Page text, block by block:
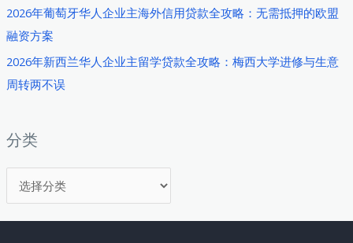
2026年葡萄牙华人企业主海外信用贷款全攻略：无需抵押的欧盟
融资方案
2026年新西兰华人企业主留学贷款全攻略：梅西大学进修与生意
周转两不误
分类
类
疗
旅
策
分
款
申